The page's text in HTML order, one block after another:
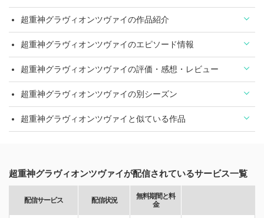
超重神グラヴィオンツヴァイの作品紹介
超重神グラヴィオンツヴァイのエピソード情報
超重神グラヴィオンツヴァイの評価・感想・レビュー
超重神グラヴィオンツヴァイの別シーズン
超重神グラヴィオンツヴァイと似ている作品
超重神グラヴィオンツヴァイが配信されているサービス一覧
配信サービス 配信状況
無料期間と料
金